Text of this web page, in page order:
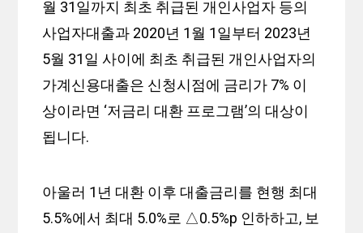
월 31일까지 최초 취급된 개인사업자 등의
사업자대출과 2020년 1월 1일부터 2023년
5월 31일 사이에 최초 취급된 개인사업자의
가계신용대출은 신청시점에 금리가 7% 이
상이라면 ‘저금리 대환 프로그램’의 대상이
됩니다.
아울러 1년 대환 이후 대출금리를 현행 최대
5.5%에서 최대 5.0%로 △0.5%p 인하하고, 보